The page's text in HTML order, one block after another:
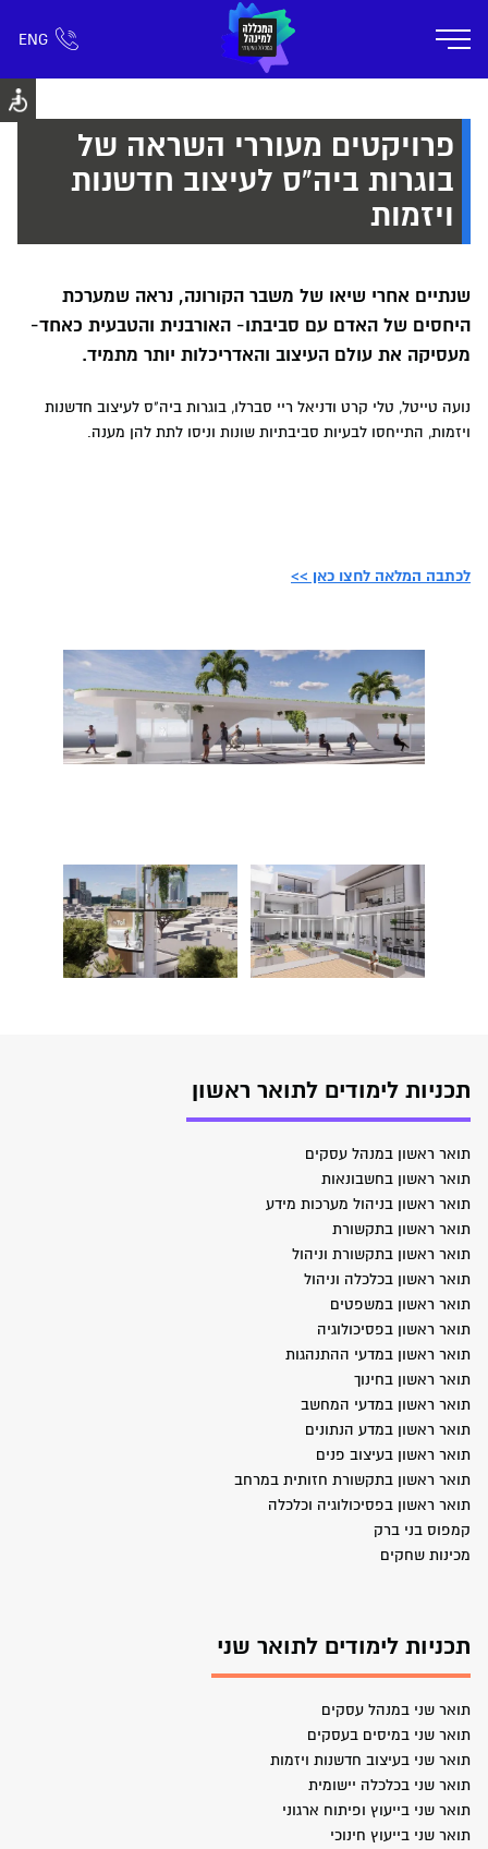
ENG
חפש כל דבר רישום ומידע אזור אישי
אודות תוכניות הלימוד קמפוס דימונה חיי
פרויקטים מעוררי השראה של
בוגרות ביה"ס לעיצוב חדשנות
ויזמות
שנתיים אחרי שיאו של משבר הקורונה, נראה שמערכת
היחסים של האדם עם סביבתו- האורבנית והטבעית כאחד-
מעסיקה את עולם העיצוב והאדריכלות יותר מתמיד.
נועה טייטל, טלי קרט ודניאל ריי סברלו, בוגרות ביה"ס לעיצוב חדשנות
ויזמות, התייחסו לבעיות סביבתיות שונות וניסו לתת להן מענה.
לכתבה המלאה לחצו כאן >>
תכניות לימודים לתואר ראשון
תואר ראשון במנהל עסקים
תואר ראשון בחשבונאות
תואר ראשון בניהול מערכות מידע
תואר ראשון בתקשורת
תואר ראשון בתקשורת וניהול
תואר ראשון בכלכלה וניהול
תואר ראשון במשפטים
תואר ראשון בפסיכולוגיה
תואר ראשון במדעי ההתנהגות
תואר ראשון בחינוך
תואר ראשון במדעי המחשב
תואר ראשון במדע הנתונים
תואר ראשון בעיצוב פנים
תואר ראשון בתקשורת חזותית במרחב
תואר ראשון בפסיכולוגיה וכלכלה
קמפוס בני ברק
מכינות שחקים
תכניות לימודים לתואר שני
תואר שני במנהל עסקים
תואר שני במיסים בעסקים
תואר שני בעיצוב חדשנות ויזמות
תואר שני בכלכלה יישומית
תואר שני בייעוץ ופיתוח ארגוני
תואר שני בייעוץ חינוכי